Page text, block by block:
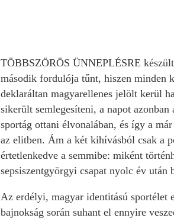
TÖBBSZÖRÖS ÜNNEPLÉSRE
második fordulója tűnt, hiszen minden
deklaráltan magyarellenes jelölt kerül
sikerült semlegesíteni, a napot
sportág ottani élvonalában, és így a
az elitben. Ám a két kihívásból csak a
értetlenkedve a semmibe: miként
sepsiszentgyörgyi csapat nyolc év után
Az erdélyi, magyar identitású sportélet
bajnokság során suhant el ennyire